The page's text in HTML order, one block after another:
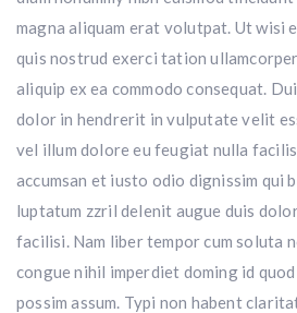
magna aliquam erat volutpat. Ut wisi
quis nostrud exerci tation
aliquip ex ea commodo consequat.
dolor in hendrerit in vulputate velit
vel illum dolore eu feugiat nulla
accumsan et iusto odio dignissim qui
luptatum zzril delenit augue duis
facilisi. Nam liber tempor cum soluta
congue nihil imperdiet doming id
possim assum. Typi non habent